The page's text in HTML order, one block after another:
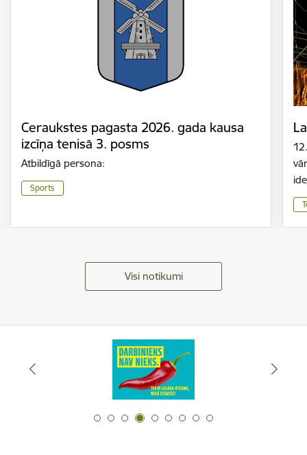
Ceraukstes pagasta 2026. gada kausa
izcīņa tenisā 3. posms
Atbildīgā persona:
Sports
Visi notikumi